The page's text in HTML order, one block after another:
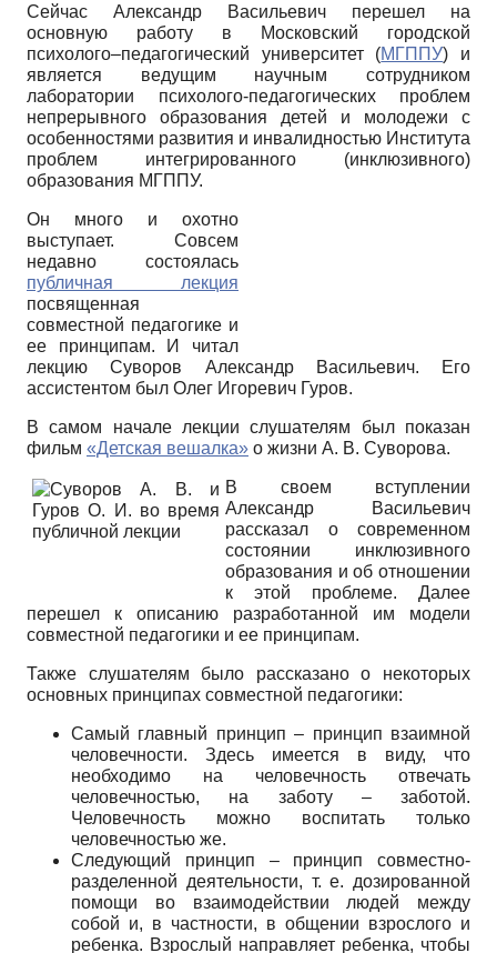
Сейчас Александр Васильевич перешел на
основную работу в Московский городской
психолого–педагогический университет (МГППУ) и
является ведущим научным сотрудником
лаборатории психолого-педагогических проблем
непрерывного образования детей и молодежи с
особенностями развития и инвалидностью Института
проблем интегрированного (инклюзивного)
образования МГППУ.
Он много и охотно
выступает. Совсем
недавно состоялась
публичная лекция
посвященная
совместной педагогике и
ее принципам. И читал
лекцию Суворов Александр Васильевич. Его
ассистентом был Олег Игоревич Гуров.
В самом начале лекции слушателям был показан
фильм «Детская вешалка» о жизни А. В. Суворова.
В своем вступлении
Александр Васильевич
рассказал о современном
состоянии инклюзивного
образования и об отношении
к этой проблеме. Далее
перешел к описанию разработанной им модели
совместной педагогики и ее принципам.
Также слушателям было рассказано о некоторых
основных принципах совместной педагогики:
Самый главный принцип – принцип взаимной
человечности. Здесь имеется в виду, что
необходимо на человечность отвечать
человечностью, на заботу – заботой.
Человечность можно воспитать только
человечностью же.
Следующий принцип – принцип совместно-
разделенной деятельности, т. е. дозированной
помощи во взаимодействии людей между
собой и, в частности, в общении взрослого и
ребенка. Взрослый направляет ребенка, чтобы